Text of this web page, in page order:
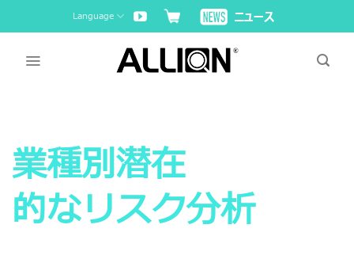
to
Language
業種別潜在
的なリスク分析